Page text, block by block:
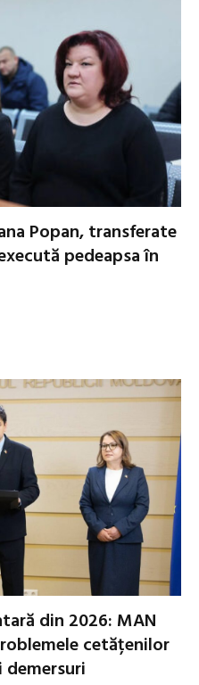
Popan, transferate
pedeapsa în
din 2026: MAN
cetățenilor